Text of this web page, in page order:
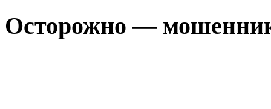
Осторожно —